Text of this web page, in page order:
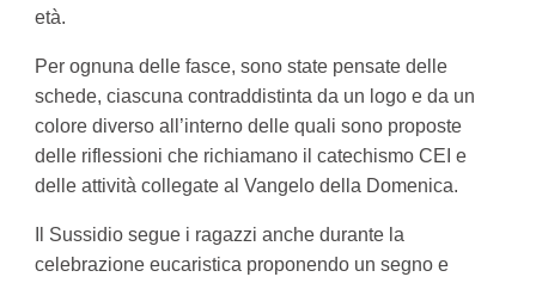
età.
Per ognuna delle fasce, sono state pensate delle
schede, ciascuna contraddistinta da un logo e da un
colore diverso all’interno delle quali sono proposte
delle riflessioni che richiamano il catechismo CEI e
delle attività collegate al Vangelo della Domenica.
Il Sussidio segue i ragazzi anche durante la
celebrazione eucaristica proponendo un segno e